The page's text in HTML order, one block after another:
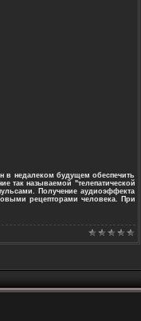
в недалеком будущем обеспечить
так называемой "телепатической
Получение аудиоэффекта
рецепторами человека. При